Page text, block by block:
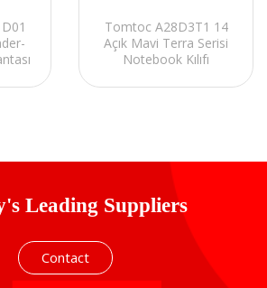
Tomtoc A28D3T1 14
Açık Mavi Terra Serisi
Notebook Kılıfı
Leading Suppliers
Contact